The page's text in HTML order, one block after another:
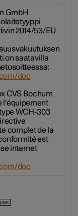
GmbH
2014/53/EU
on saatavilla
doc
CVS Bochum
l'équipement
WCH-303
complet de la
est
internet
doc